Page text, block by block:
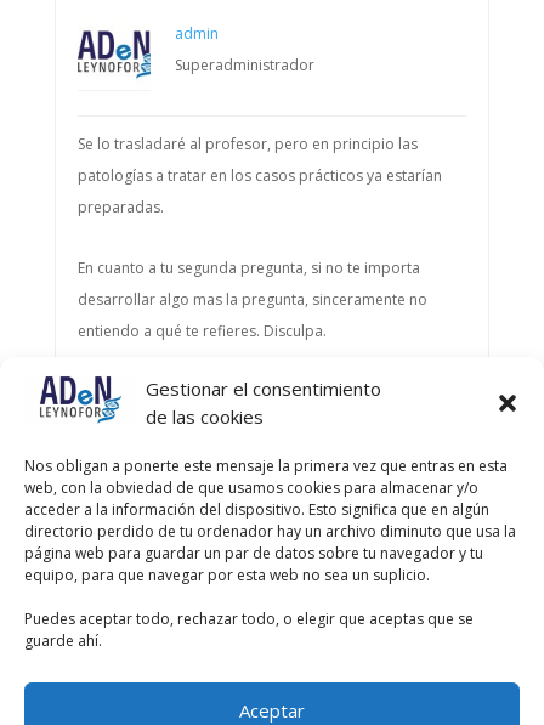
Gestionar el consentimiento
de las cookies
Nos obligan a ponerte este mensaje la primera vez que entras en esta
web, con la obviedad de que usamos cookies para almacenar y/o
acceder a la información del dispositivo. Esto significa que en algún
directorio perdido de tu ordenador hay un archivo diminuto que usa la
página web para guardar un par de datos sobre tu navegador y tu
equipo, para que navegar por esta web no sea un suplicio.
Puedes aceptar todo, rechazar todo, o elegir que aceptas que se
guarde ahí.
Aceptar
admin
Superadministrador
Se lo trasladaré al profesor, pero en principio las
patologías a tratar en los casos prácticos ya estarían
preparadas.
En cuanto a tu segunda pregunta, si no te importa
desarrollar algo mas la pregunta, sinceramente no
entiendo a qué te refieres. Disculpa.
Autor Entradas
Debes estar registrado para responder a este debate.
Nombre de usuario:
Contraseña:
Recordar mi contraseña